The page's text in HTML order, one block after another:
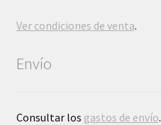
Ver condiciones de venta.
Envío
Consultar los gastos de envío.